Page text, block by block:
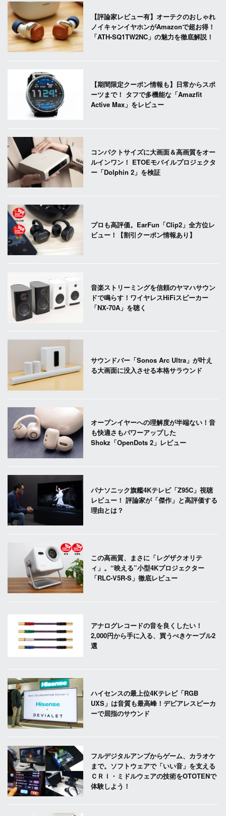
【評論家レビュー有】オーテクのおしゃれ
ノイキャンイヤホンがAmazonで超お得！
「ATH-SQ1TW2NC」の魅力を徹底解説！
【期間限定クーポン情報も】日常からスポ
ーツまで！ タフで多機能な「Amazfit
Active Max」をレビュー
コンパクトサイズに大画面＆高画質をオー
ルインワン！ ETOEモバイルプロジェクタ
ー「Dolphin 2」を検証
プロも高評価。EarFun「Clip2」全方位レ
ビュー！【割引クーポン情報あり】
音楽ストリーミングを信頼のヤマハサウン
ドで鳴らす！ワイヤレスHiFiスピーカー
「NX-70A」を聴く
サウンドバー「Sonos Arc Ultra」が叶え
る大画面に没入させる本格サラウンド
オープンイヤーへの理解度が半端ない！音
も快適さもパワーアップした
Shokz「OpenDots 2」レビュー
パナソニック旗艦4Kテレビ「Z95C」視聴
レビュー！ 評論家が「傑作」と高評価する
理由とは？
この高画質、まさに「レグザクオリテ
ィ」。“映える”小型4Kプロジェクター
「RLC-V5R-S」徹底レビュー
アナログレコードの音を良くしたい！
2,000円から手に入る、買うべきケーブル2
選
ハイセンスの最上位4Kテレビ「RGB
UXS」は音質も最高峰！デビアレスピーカ
ーで屈指のサウンド
フルデジタルアンプからゲーム、カラオケ
まで。ソフトウェアで「いい音」を支える
ＣＲＩ・ミドルウェアの技術をOTOTENで
体験しよう！